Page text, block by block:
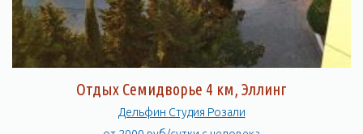
Отдых Семидворье 4 км, Эллинг
Дельфин Студия Розали